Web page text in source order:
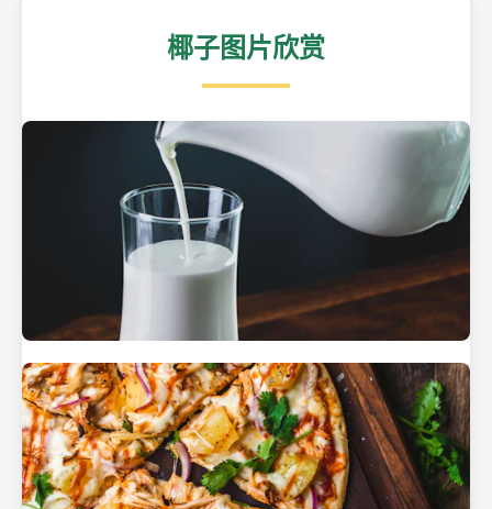
椰子图片欣赏
热带海滩上的椰子树